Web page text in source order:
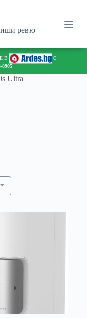
ревю
В
С
8905
Ultra